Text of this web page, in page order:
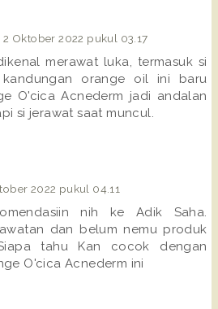
2 Oktober 2022 pukul 03.17
merawat luka, termasuk si
kandungan orange oil ini baru
O'cica Acnederm jadi andalan
si jerawat saat muncul.
2022 pukul 04.11
nih ke Adik Saha.
dan belum nemu produk
tahu Kan cocok dengan
O'cica Acnederm ini